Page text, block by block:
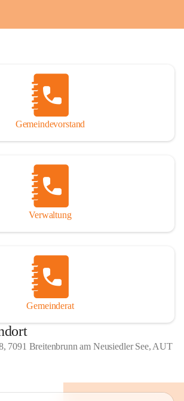
Gemeindevorstand
Verwaltung
Gemeinderat
7091 Breitenbrunn am Neusiedler See, AUT